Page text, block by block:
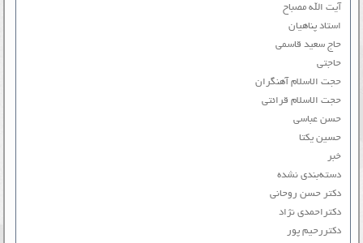
آیت الله مصباح
استاد پناهیان
حاج سعید قاسمی
حاجتی
حجت الاسلام آهنگران
حجت الاسلام قرائتی
حسن عباسی
حسین یکتا
خبر
دسته‌بندی نشده
دکتر حسن روحانی
دکتراحمدی نژاد
دکتررحیم پور